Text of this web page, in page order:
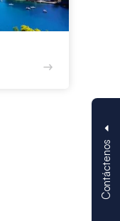
Contáctenos